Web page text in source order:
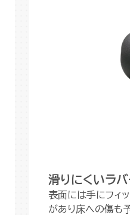
滑りにくいラ
表面には手にフィ
があり床への傷も